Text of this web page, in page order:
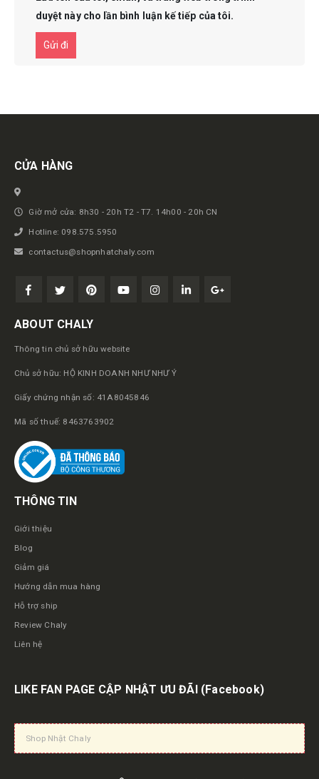
duyệt này cho lần bình luận kế tiếp của tôi.
Get in touch
CỬA HÀNG
Giờ mở cửa: 8h30 - 20h T2 - T7. 14h00 - 20h CN
Hotline: 098.575.5950
contactus@shopnhatchaly.com
ABOUT CHALY
Thông tin chủ sở hữu website
Chủ sở hữu: HỘ KINH DOANH NHƯ NHƯ Ý
Giấy chứng nhận số: 41A8045846
Mã số thuế: 8463763902
THÔNG TIN
Giới thiệu
Blog
Giảm giá
Hướng dẫn mua hàng
Hỗ trợ ship
Review Chaly
Liên hệ
LIKE FAN PAGE CẬP NHẬT ƯU ĐÃI (Facebook)
Shop Nhật Chaly